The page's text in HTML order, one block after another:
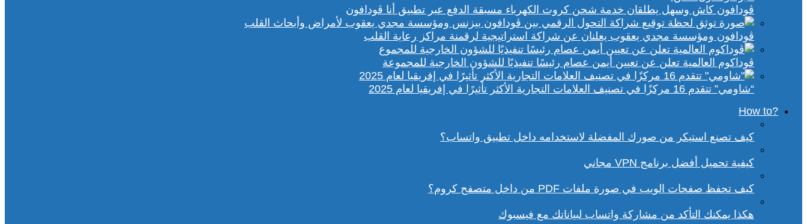
ڤودافون كاش وسهل يطلقان خدمة شحن كروت الكهرباء مسبقة الدفع عبر تطبيق أنا ڤودافون
ڤودافون ومؤسسة مجدي يعقوب يعلنان عن شراكة استراتيجية لرقمنة مراكز رعاية القلب
ڤوداكوم العالمية تعلن عن تعيين أيمن عصام رئيسًا تنفيذيًا للشؤون الخارجية للمجموعة
“شاومي” تتقدم 16 مركزًا في تصنيف العلامات التجارية الأكثر تأثيرًا في إفريقيا لعام 2025
?How to
كيف تصنع استيكر من صورك المفضلة لاستخدامه داخل تطبيق واتساب؟
كيفية تحميل أفضل برنامج VPN مجاني
كيف تحفظ صفحات الويب في صورة ملفات PDF من داخل متصفح كروم؟
هكذا يمكنك التأكد من مشاركة واتساب لبياناتك مع فيسبوك